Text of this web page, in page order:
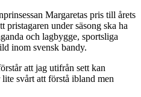
Margaretas pris till årets
pristagaren under säsong ska ha
och lagbygge, sportsliga
inom svensk bandy.
att jag utifrån sett kan
svårt att förstå ibland men